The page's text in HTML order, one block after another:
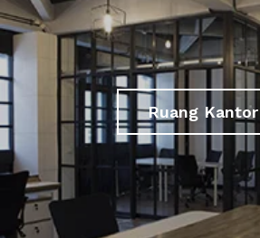
Ruang Kantor